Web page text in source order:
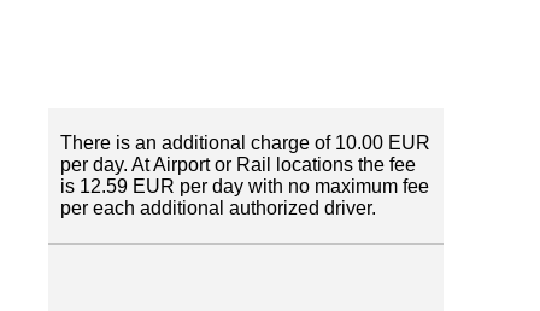
There is an additional charge of 10.00 EUR
per day. At Airport or Rail locations the fee
is 12.59 EUR per day with no maximum fee
per each additional authorized driver.